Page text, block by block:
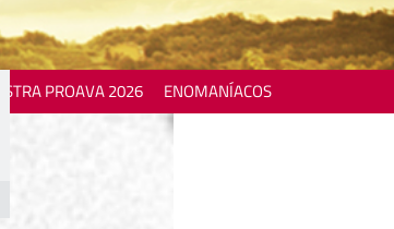
PROAVA 2026 ENOMANÍACOS